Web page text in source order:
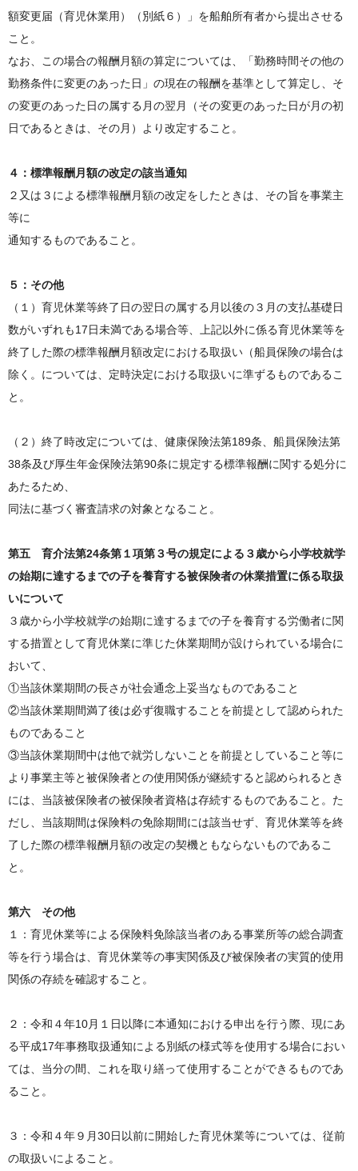
額変更届（育児休業用）（別紙６）」を船舶所有者から提出させる
こと。
なお、この場合の報酬月額の算定については、「勤務時間その他の
勤務条件に変更のあった日」の現在の報酬を基準として算定し、そ
の変更のあった日の属する月の翌月（その変更のあった日が月の初
日であるときは、その月）より改定すること。
４：標準報酬月額の改定の該当通知
２又は３による標準報酬月額の改定をしたときは、その旨を事業主
等に
通知するものであること。
５：その他
（１）育児休業等終了日の翌日の属する月以後の３月の支払基礎日
数がいずれも17日未満である場合等、上記以外に係る育児休業等を
終了した際の標準報酬月額改定における取扱い（船員保険の場合は
除く。については、定時決定における取扱いに準ずるものであるこ
と。
（２）終了時改定については、健康保険法第189条、船員保険法第
38条及び厚生年金保険法第90条に規定する標準報酬に関する処分に
あたるため、
同法に基づく審査請求の対象となること。
第五 育介法第24条第１項第３号の規定による３歳から小学校就学
の始期に達するまでの子を養育する被保険者の休業措置に係る取扱
いについて
３歳から小学校就学の始期に達するまでの子を養育する労働者に関
する措置として育児休業に準じた休業期間が設けられている場合に
おいて、
①当該休業期間の長さが社会通念上妥当なものであること
②当該休業期間満了後は必ず復職することを前提として認められた
ものであること
③当該休業期間中は他で就労しないことを前提としていること等に
より事業主等と被保険者との使用関係が継続すると認められるとき
には、当該被保険者の被保険者資格は存続するものであること。た
だし、当該期間は保険料の免除期間には該当せず、育児休業等を終
了した際の標準報酬月額の改定の契機ともならないものであるこ
と。
第六 その他
１：育児休業等による保険料免除該当者のある事業所等の総合調査
等を行う場合は、育児休業等の事実関係及び被保険者の実質的使用
関係の存続を確認すること。
２：令和４年10月１日以降に本通知における申出を行う際、現にあ
る平成17年事務取扱通知による別紙の様式等を使用する場合におい
ては、当分の間、これを取り繕って使用することができるものであ
ること。
３：令和４年９月30日以前に開始した育児休業等については、従前
の取扱いによること。